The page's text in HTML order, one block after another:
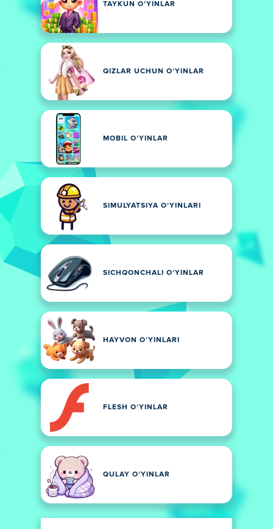
TAYKUN OʻYINLAR
QIZLAR UCHUN OʻYINLAR
MOBIL OʻYINLAR
SIMULYATSIYA OʻYINLARI
SICHQONCHALI OʻYINLAR
HAYVON OʻYINLARI
FLESH OʻYINLAR
QULAY OʻYINLAR